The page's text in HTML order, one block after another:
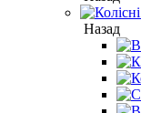
Назад